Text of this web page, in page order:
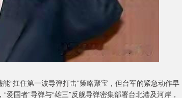
“扛住第一波导弹打击”策略聚宝，但台军的紧急动作早
国者”导弹与“雄三”反舰导弹密集部署台北港及河岸，